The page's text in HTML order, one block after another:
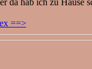
==>